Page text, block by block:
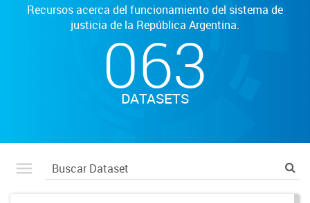
Recursos acerca del funcionamiento del sistema de
justicia de la República Argentina.
063
DATASETS